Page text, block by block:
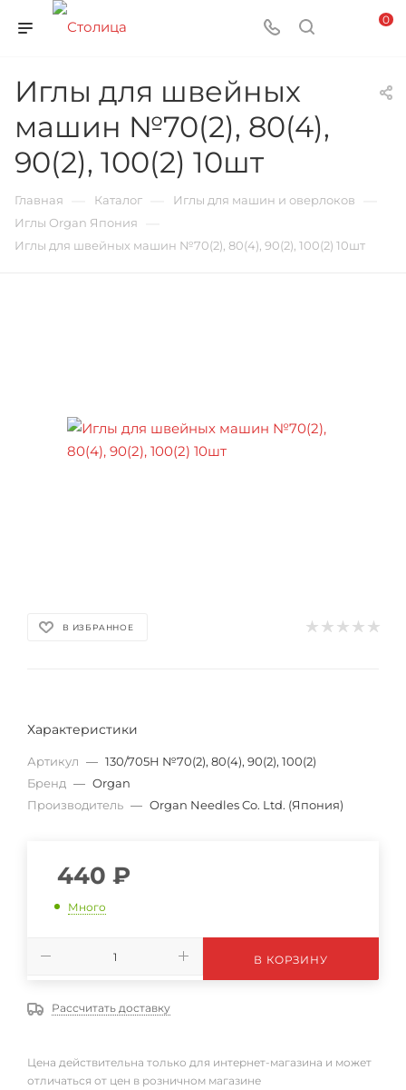
0
Иглы для швейных
машин №70(2), 80(4),
90(2), 100(2) 10шт
Главная Каталог Иглы для машин и оверлоков
Иглы Organ Япония
Иглы для швейных машин №70(2), 80(4), 90(2), 100(2) 10шт
В ИЗБРАННОЕ
Характеристики
Артикул — 130/705Н №70(2), 80(4), 90(2), 100(2)
Бренд — Organ
Производитель — Organ Needles Co. Ltd. (Япония)
440 ₽
Много
В КОРЗИНУ
Рассчитать доставку
Цена действительна только для интернет-магазина и может
отличаться от цен в розничном магазине